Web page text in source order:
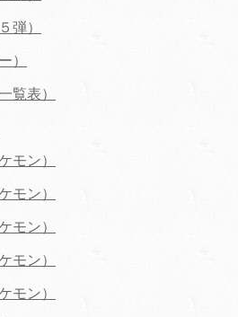
弾）
）
覧表）
モン）
モン）
モン）
モン）
モン）